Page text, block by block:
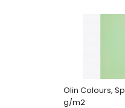
Olin Colours,
g/m2